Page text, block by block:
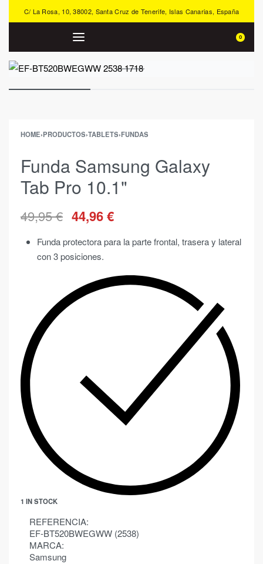
C/ La Rosa, 10, 38002, Santa Cruz de Tenerife, Islas Canarias, España
0
HOME›PRODUCTOS›TABLETS›FUNDAS
Funda Samsung Galaxy
Tab Pro 10.1"
49,95€ 44,96€
Funda protectora para la parte frontal, trasera y lateral
con 3 posiciones.
1 IN STOCK
REFERENCIA:
EF-BT520BWEGWW (2538)
MARCA:
Samsung